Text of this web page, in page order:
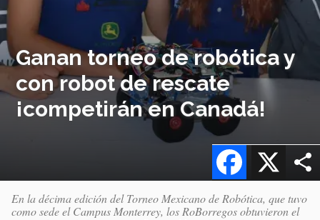
Ganan torneo de robótica y
con robot de rescate
¡competirán en Canadá!
X
Facebook
En la décima edición del Torneo Mexicano de Robótica, que tuvo
como sede el Campus Monterrey, los RoBorregos obtuvieron el